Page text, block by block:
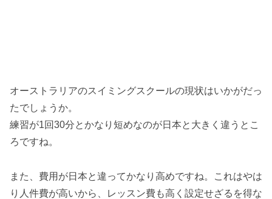
オーストラリアのスイミングスクールの現状はいかがだっ
たでしょうか。
練習が1回30分とかなり短めなのが日本と大きく違うとこ
ろですね。
また、費用が日本と違ってかなり高めですね。これはやは
り人件費が高いから、レッスン費も高く設定せざるを得な